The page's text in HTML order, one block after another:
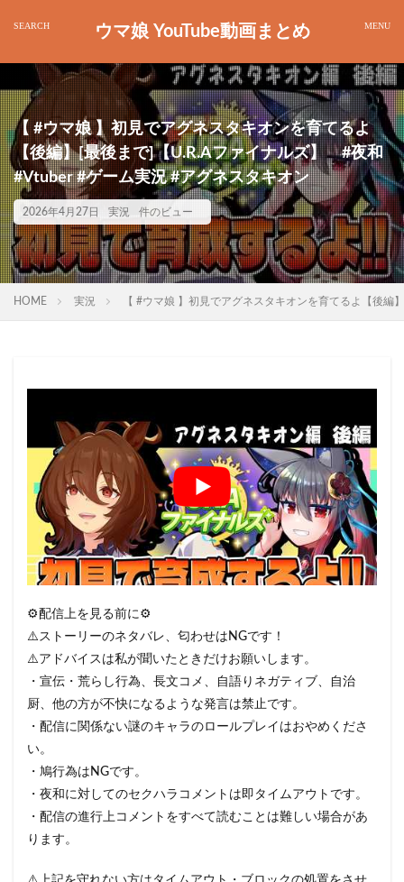
ウマ娘 YouTube動画まとめ
【 #ウマ娘 】初見でアグネスタキオンを育てるよ
【後編】[最後まで]【U.R.Aファイナルズ】 #夜和
#Vtuber #ゲーム実況 #アグネスタキオン
2026年4月27日 実況 件のビュー
HOME 実況 【 #ウマ娘 】初見でアグネスタキオンを育てるよ【後
⚙配信上を見る前に⚙
⚠️ストーリーのネタバレ、匂わせはNGです！
⚠️アドバイスは私が聞いたときだけお願いします。
・宣伝・荒らし行為、長文コメ、自語りネガティブ、自治
厨、他の方が不快になるような発言は禁止です。
・配信に関係ない謎のキャラのロールプレイはおやめくださ
い。
・鳩行為はNGです。
・夜和に対してのセクハラコメントは即タイムアウトです。
・配信の進行上コメントをすべて読むことは難しい場合があ
ります。